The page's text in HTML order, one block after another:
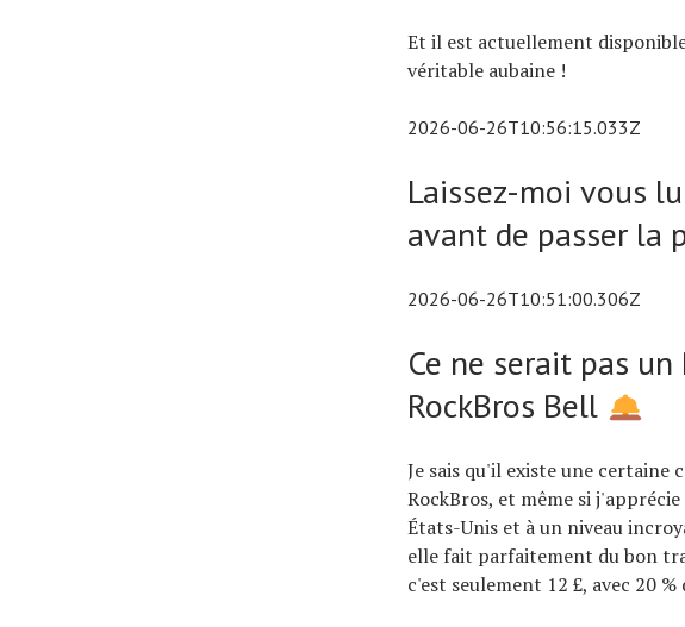
Et il est actuellement
véritable aubaine !
2026-06-26T10:56:15.033Z
Laissez-moi vous
avant de passer la
2026-06-26T10:51:00.306Z
Ce ne serait pas
RockBros Bell
Je sais qu'il existe une certaine
RockBros, et même si
États-Unis et à un niveau
elle fait parfaitement du bon
c'est seulement 12 £, avec 20